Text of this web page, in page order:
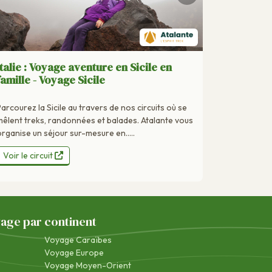
: Voyage aventure en Sicile en
- Voyage Sicile
la Sicile au travers de nos circuits où se
treks, randonnées et balades. Atalante vous
un séjour sur-mesure en.....
Voir le circuit
par continent
Voyage Caraïbes
Voyage Europe
Voyage Moyen-Orient